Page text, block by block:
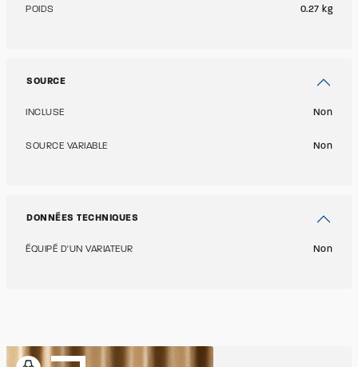
POIDS 0.27 kg
SOURCE
INCLUSE Non
SOURCE VARIABLE Non
DONNÉES TECHNIQUES
ÉQUIPÉ D'UN VARIATEUR Non